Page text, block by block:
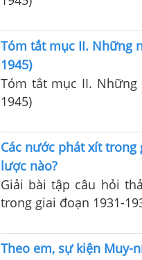
Tóm tắt mục II. Những
1945)
Tóm tắt mục II.
1945)
Các nước phát xít trong
lược nào?
Giải bài tập câu hỏi
trong giai đoạn 1931-
Theo em, sự kiện Muy-